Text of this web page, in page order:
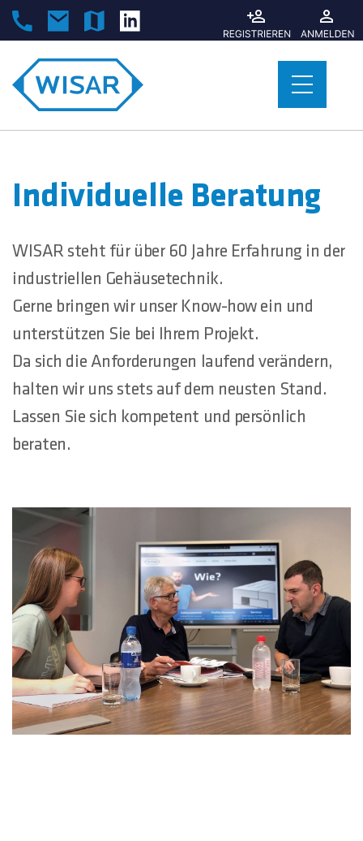
Individuelle Beratung
WISAR steht für über 60 Jahre Erfahrung in der
industriellen Gehäusetechnik.
Gerne bringen wir unser Know-how ein und
unterstützen Sie bei Ihrem Projekt.
Da sich die Anforderungen laufend verändern,
halten wir uns stets auf dem neusten Stand.
Lassen Sie sich kompetent und persönlich
beraten.